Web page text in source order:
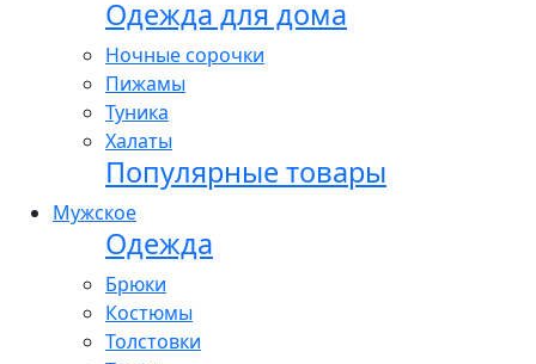
Одежда для дома
Ночные сорочки
Пижамы
Туника
Халаты
Популярные товары
Мужское
Одежда
Брюки
Костюмы
Толстовки